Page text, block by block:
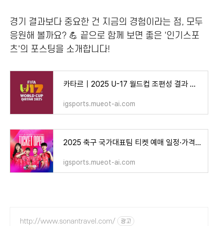
경기 결과보다 중요한 건 지금의 경험이라는 점, 모두
응원해 볼까요? 💪 끝으로 함께 보면 좋은 '인기스포
츠'의 포스팅을 소개합니다!
카타르｜2025 U-17 월드컵 조편성 결과 및 한국 대표팀 경기 일정 – 멕시코·코트디부아르·스위스
igsports.mueot-ai.com
2025 축구 국가대표팀 티켓 예매 일정·가격 총정리 – 월드컵예선 쿠웨이트전·여자대표팀·U22 경
igsports.mueot-ai.com
http://www.sonantravel.com/ 광고